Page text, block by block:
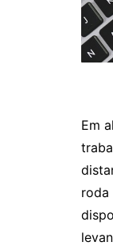
Em
roda